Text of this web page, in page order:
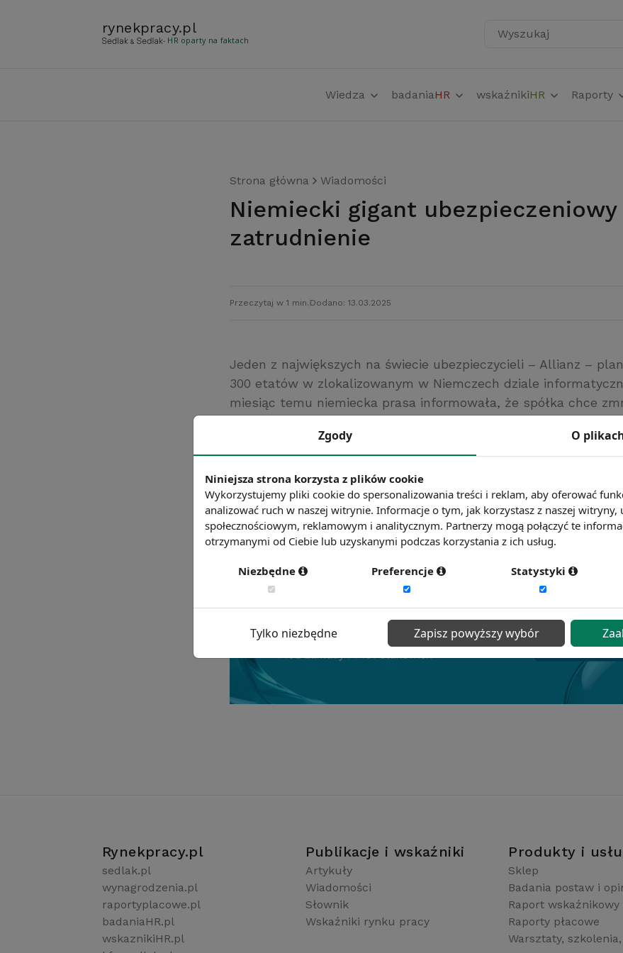
rynekpracy.pl
- HR oparty na faktach Wyszukaj
Wiedza badaniaHR wskaźnikiHR Raporty
Strona główna Wiadomości
Niemiecki gigant ubezpieczeniowy redukuje
zatrudnienie
Przeczytaj w 1 min. Dodano: 13.03.2025
Jeden z największych na świecie ubezpieczycieli – Allianz –
300 etatów w zlokalizowanym w Niemczech dziale
miesiąc temu niemiecka prasa informowała, że spółka chce
wcześniejszą emeryturę. Zwalniani pracownicy mają mieć do
na przyjęcie oferty odejścia.
Źródło: https://www.pb.pl/
Chcesz wiedzieć więcej?Zobacz więcej wiadomości
Rynekpracy.pl
sedlak.pl
wynagrodzenia.pl
raportyplacowe.pl
badaniaHR.pl
wskaznikiHR.pl
Publikacje i wskaźniki
Artykuły
Wiadomości
Słownik
Wskaźniki rynku pracy
Produkty i
Sklep
Badania postaw i
Raport wskaźnikowy
Raporty płacowe
Warsztaty,
Zgody O
Niniejsza strona korzysta z plików cookie
Wykorzystujemy pliki cookie do spersonalizowania treści i reklam, aby oferować
analizować ruch w naszej witrynie. Informacje o tym, jak korzystasz z naszej
społecznościowym, reklamowym i analitycznym. Partnerzy mogą połączyć te
otrzymanymi od Ciebie lub uzyskanymi podczas korzystania z ich usług.
Niezbędne Preferencje Statystyki
Tylko niezbędne Zapisz powyższy wybór